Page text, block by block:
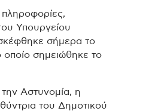
Υπουργείου
σήμερα το
οποίο σημειώθηκε το
Αστυνομία, η
του Δημοτικού